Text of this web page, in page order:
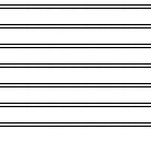
Full